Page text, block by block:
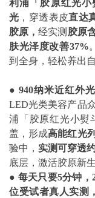
利浦「胶原红光
光 ，穿透表皮直达
胶原，经实测 胶原
肤光泽度改善37%。
到全身，轻松养出
● 940纳米近红外
LED光类美容产品
浦「胶原红光小熨
盖，形成高能红光
验中， 实测可穿透
底层，激活胶原新生
● 每天只要5分钟，
位受试者真人实测